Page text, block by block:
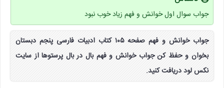
جواب سوال اول خوانش و فهم زیاد خوب نبود
جواب خوانش و فهم صفحه ۱۰۵ کتاب ادبیات فارسی پنجم دبستان
بخوان و حفظ کن جواب خوانش و فهم بال در بال پرستوها از سایت
نکس لود دریافت کنید.